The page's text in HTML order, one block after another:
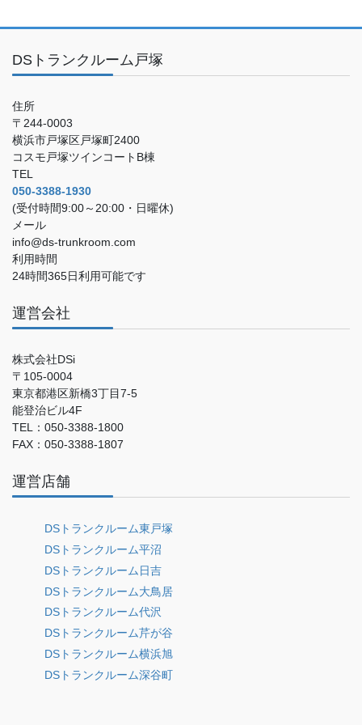
DSトランクルーム戸塚
住所
〒244-0003
横浜市戸塚区戸塚町2400
コスモ戸塚ツインコートB棟
TEL
050-3388-1930
(受付時間9:00～20:00・日曜休)
メール
info@ds-trunkroom.com
利用時間
24時間365日利用可能です
運営会社
株式会社DSi
〒105-0004
東京都港区新橋3丁目7-5
能登治ビル4F
TEL：050-3388-1800
FAX：050-3388-1807
運営店舗
DSトランクルーム東戸塚
DSトランクルーム平沼
DSトランクルーム日吉
DSトランクルーム大鳥居
DSトランクルーム代沢
DSトランクルーム芹が谷
DSトランクルーム横浜旭
DSトランクルーム深谷町